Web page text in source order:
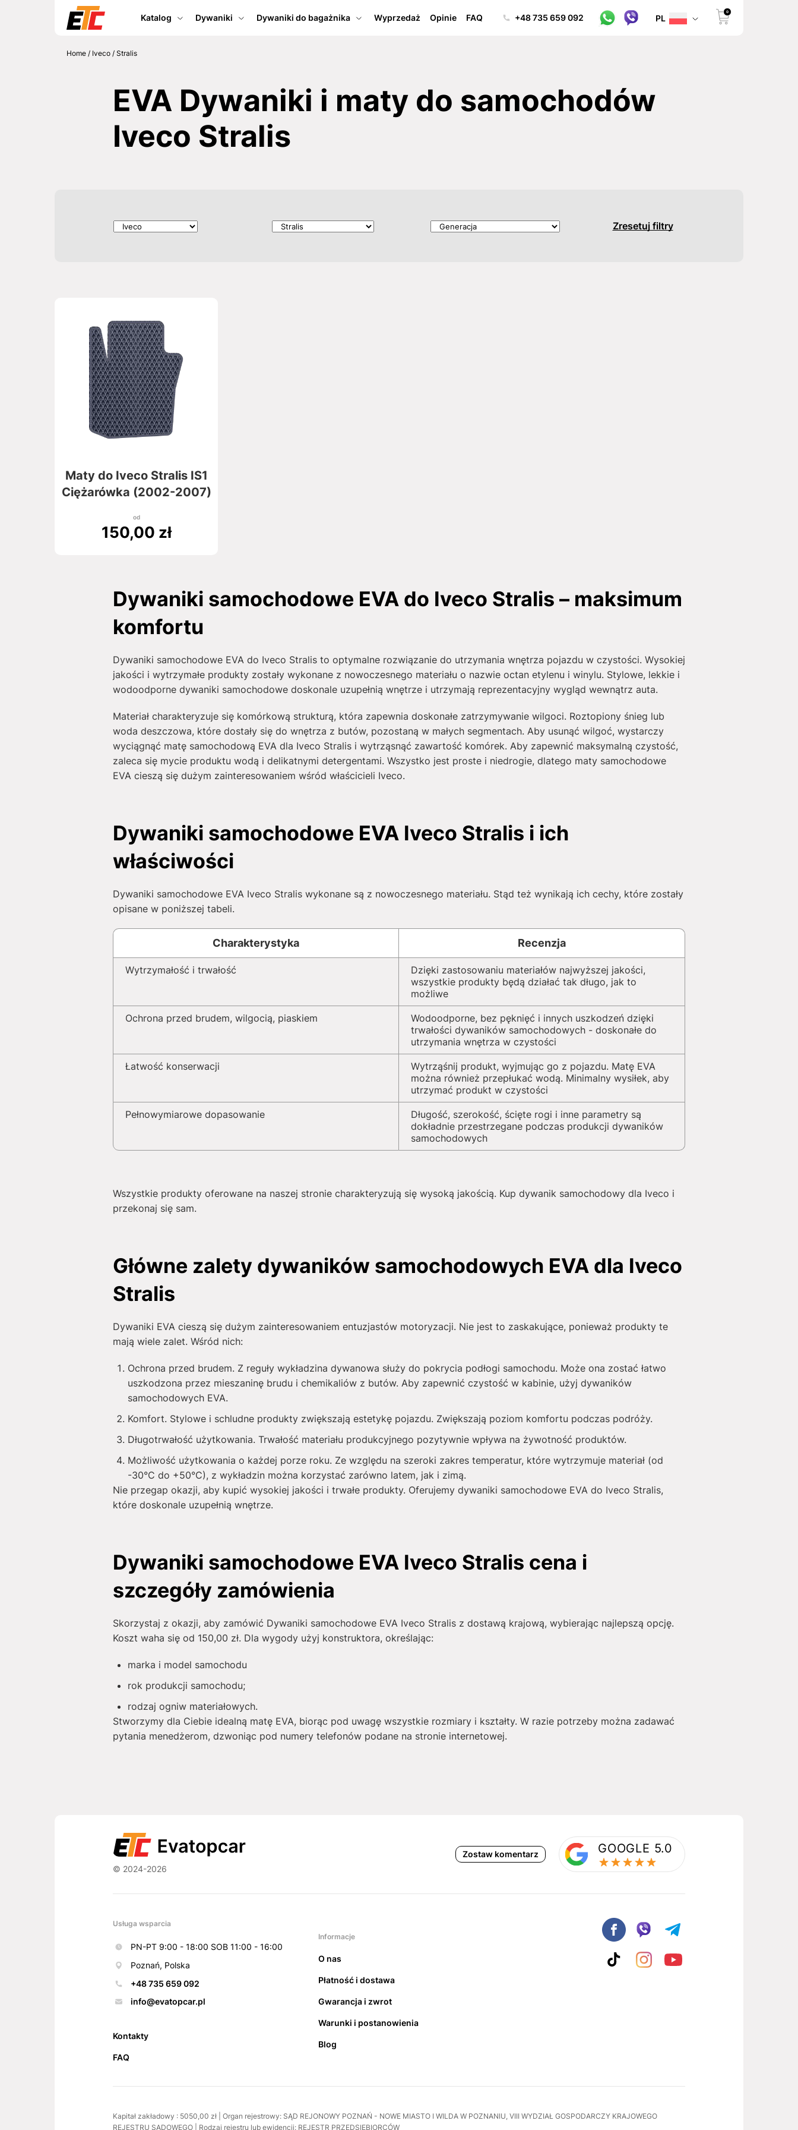
Katalog Dywaniki Dywaniki do bagażnika Wyprzedaż Opinie FAQ +48 735 659 092 PL
0
Home / Iveco / Stralis
EVA Dywaniki i maty do samochodów
Iveco Stralis
Zresetuj filtry
Maty do Iveco Stralis IS1
Ciężarówka (2002-2007)
od
150,00 zł
Dywaniki samochodowe EVA do Iveco Stralis – maksimum
komfortu
Dywaniki samochodowe EVA do Iveco Stralis to optymalne rozwiązanie do utrzymania wnętrza pojazdu w czystości. Wysokiej
jakości i wytrzymałe produkty zostały wykonane z nowoczesnego materiału o nazwie octan etylenu i winylu. Stylowe, lekkie i
wodoodporne dywaniki samochodowe doskonale uzupełnią wnętrze i utrzymają reprezentacyjny wygląd wewnątrz auta.
Materiał charakteryzuje się komórkową strukturą, która zapewnia doskonałe zatrzymywanie wilgoci. Roztopiony śnieg lub
woda deszczowa, które dostały się do wnętrza z butów, pozostaną w małych segmentach. Aby usunąć wilgoć, wystarczy
wyciągnąć matę samochodową EVA dla Iveco Stralis i wytrząsnąć zawartość komórek. Aby zapewnić maksymalną czystość,
zaleca się mycie produktu wodą i delikatnymi detergentami. Wszystko jest proste i niedrogie, dlatego maty samochodowe
EVA cieszą się dużym zainteresowaniem wśród właścicieli Iveco.
Dywaniki samochodowe EVA Iveco Stralis i ich
właściwości
Dywaniki samochodowe EVA Iveco Stralis wykonane są z nowoczesnego materiału. Stąd też wynikają ich cechy, które zostały
opisane w poniższej tabeli.
Charakterystyka Recenzja
Wytrzymałość i trwałość
Dzięki zastosowaniu materiałów najwyższej jakości,
wszystkie produkty będą działać tak długo, jak to
możliwe
Ochrona przed brudem, wilgocią, piaskiem
Wodoodporne, bez pęknięć i innych uszkodzeń dzięki
trwałości dywaników samochodowych - doskonałe do
utrzymania wnętrza w czystości
Łatwość konserwacji
Wytrząśnij produkt, wyjmując go z pojazdu. Matę EVA
można również przepłukać wodą. Minimalny wysiłek, aby
utrzymać produkt w czystości
Pełnowymiarowe dopasowanie
Długość, szerokość, ścięte rogi i inne parametry są
dokładnie przestrzegane podczas produkcji dywaników
samochodowych
Wszystkie produkty oferowane na naszej stronie charakteryzują się wysoką jakością. Kup dywanik samochodowy dla Iveco i
przekonaj się sam.
Główne zalety dywaników samochodowych EVA dla Iveco
Stralis
Dywaniki EVA cieszą się dużym zainteresowaniem entuzjastów motoryzacji. Nie jest to zaskakujące, ponieważ produkty te
mają wiele zalet. Wśród nich:
Ochrona przed brudem. Z reguły wykładzina dywanowa służy do pokrycia podłogi samochodu. Może ona zostać łatwo
uszkodzona przez mieszaninę brudu i chemikaliów z butów. Aby zapewnić czystość w kabinie, użyj dywaników
samochodowych EVA.
Komfort. Stylowe i schludne produkty zwiększają estetykę pojazdu. Zwiększają poziom komfortu podczas podróży.
Długotrwałość użytkowania. Trwałość materiału produkcyjnego pozytywnie wpływa na żywotność produktów.
Możliwość użytkowania o każdej porze roku. Ze względu na szeroki zakres temperatur, które wytrzymuje materiał (od
-30°C do +50°C), z wykładzin można korzystać zarówno latem, jak i zimą.
Nie przegap okazji, aby kupić wysokiej jakości i trwałe produkty. Oferujemy dywaniki samochodowe EVA do Iveco Stralis,
które doskonale uzupełnią wnętrze.
Dywaniki samochodowe EVA Iveco Stralis cena i
szczegóły zamówienia
Skorzystaj z okazji, aby zamówić Dywaniki samochodowe EVA Iveco Stralis z dostawą krajową, wybierając najlepszą opcję.
Koszt waha się od 150,00 zł. Dla wygody użyj konstruktora, określając:
marka i model samochodu
rok produkcji samochodu;
rodzaj ogniw materiałowych.
Stworzymy dla Ciebie idealną matę EVA, biorąc pod uwagę wszystkie rozmiary i kształty. W razie potrzeby można zadawać
pytania menedżerom, dzwoniąc pod numery telefonów podane na stronie internetowej.
© 2024-2026
Zostaw komentarz GOOGLE 5.0
Usługa wsparcia
PN-PT 9:00 - 18:00 SOB 11:00 - 16:00
Poznań, Polska
+48 735 659 092
info@evatopcar.pl
Kontakty
FAQ
Informacje
O nas
Płatność i dostawa
Gwarancja i zwrot
Warunki i postanowienia
Blog
Kapitał zakładowy : 5050,00 zł | Organ rejestrowy: SĄD REJONOWY POZNAŃ - NOWE MIASTO I WILDA W POZNANIU, VIII WYDZIAŁ GOSPODARCZY KRAJOWEGO
REJESTRU SĄDOWEGO | Rodzaj rejestru lub ewidencji: REJESTR PRZEDSIĘBIORCÓW